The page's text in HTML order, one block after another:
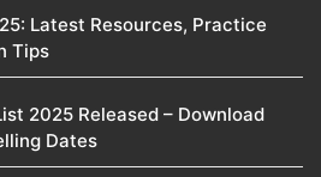
Latest Resources, Practice
Tips
2025 Released – Download
Dates